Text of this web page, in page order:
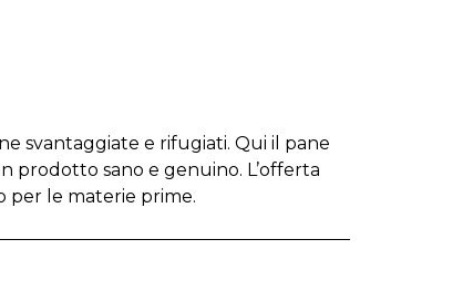
svantaggiate e rifugiati. Qui il pane
prodotto sano e genuino. L’offerta
per le materie prime.